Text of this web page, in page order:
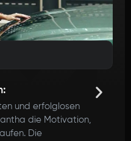
und erfolglosen
die Motivation,
Die